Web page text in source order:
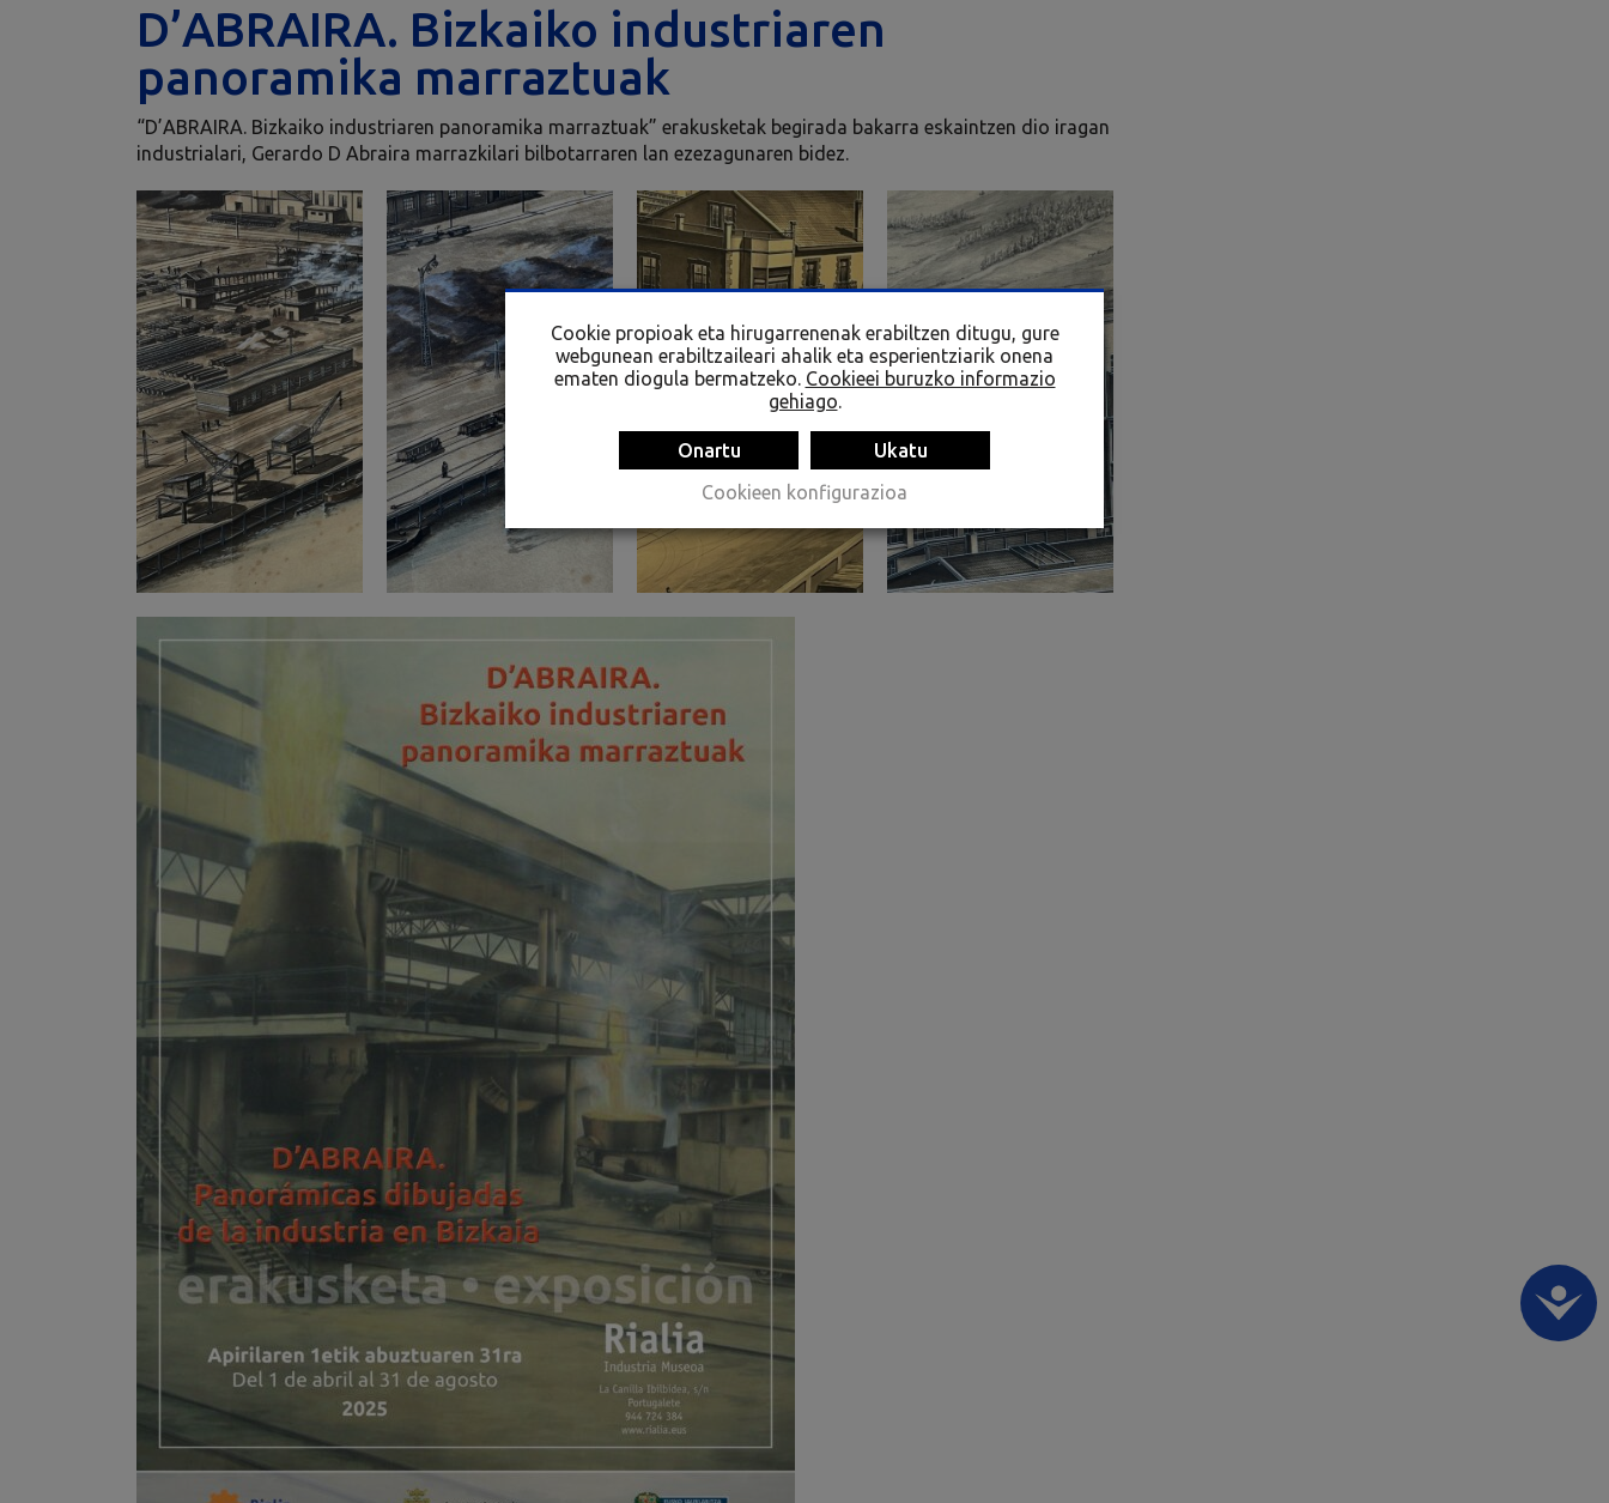
D’ABRAIRA. Bizkaiko industriaren
panoramika marraztuak
“D’ABRAIRA. Bizkaiko industriaren panoramika marraztuak” erakusketak begirada bakarra eskaintzen dio iragan
industrialari, Gerardo D Abraira marrazkilari bilbotarraren lan ezezagunaren bidez.
Cookie propioak eta hirugarrenenak erabiltzen ditugu, gure
webgunean erabiltzaileari ahalik eta esperientziarik onena
ematen diogula bermatzeko. Cookieei buruzko informazio
gehiago
Onartu
Ukatu
Cookieen konfigurazioa